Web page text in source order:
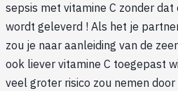
sepsis met vitamine C zonder
wordt geleverd ! Als het je
zou je naar aanleiding van de
ook liever vitamine C toegepast
veel groter risico zou nemen